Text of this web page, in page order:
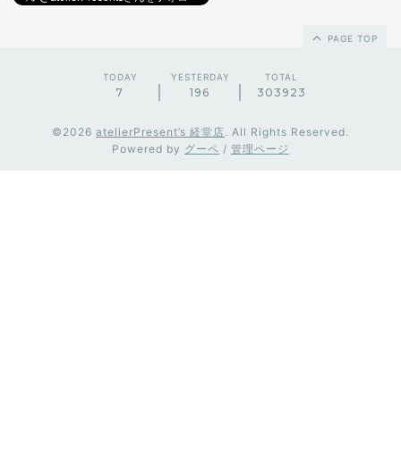
PAGE TOP
TODAY
7
YESTERDAY
196
TOTAL
303923
©2026 atelierPresent’s 経堂店. All Rights Reserved.
Powered by グーペ / 管理ページ